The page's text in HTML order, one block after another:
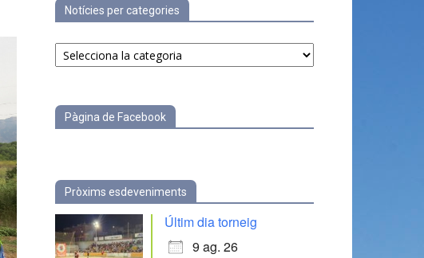
Notícies per categories
Notícies
per
Pàgina de Facebook
Pròxims esdeveniments
Últim dia torneig
9 ag. 26